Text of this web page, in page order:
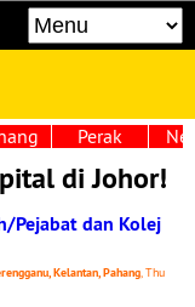
Perak
di Johor!
Pejabat dan Kolej
Kelantan, Pahang, Thu